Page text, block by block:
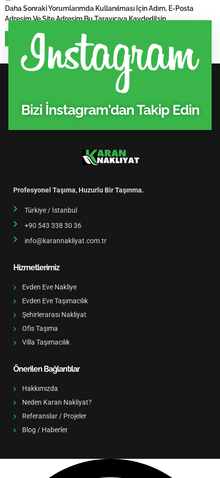
Daha Sonraki Yorumlarımda Kullanılması Için Adım, E-Posta
Adresim Ve Site Adresim Bu Tarayıcıya Kaydedilsin.
Bizi İnstagram'dan Takip Edin
Profesyonel Taşıma, Huzurlu Bir Taşınma.
Türkiye / İstanbul
+90 543 338 30 36
info@karannakliyat.com.tr
Hizmetlerimiz
Evden Eve Nakliye
Evden Eve Taşımacılık
Şehirlerarası Nakliyat
Ofis Taşıma
Villa Taşımacılık
Önerilen Bağlantılar
Hakkımızda
Neden Karan Nakliyat?
Referanslar / Projeler
Blog / Haberler